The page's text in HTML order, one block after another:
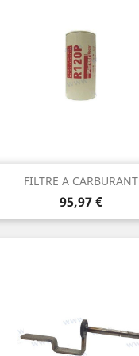
FILTRE A CARBURANT
Prix
95,97 €
Aperçu rapide